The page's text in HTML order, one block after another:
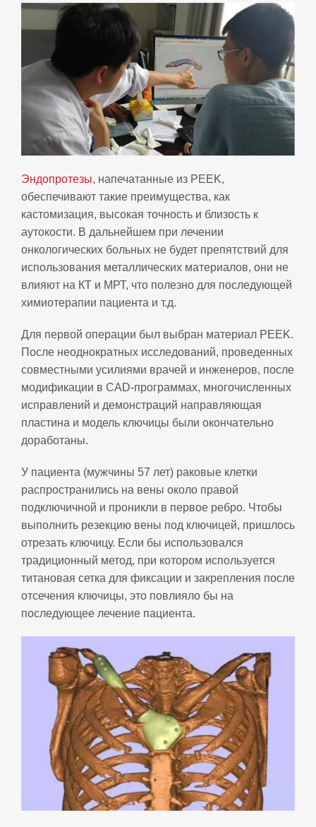
Эндопротезы, напечатанные из PEEK,
обеспечивают такие преимущества, как
кастомизация, высокая точность и близость к
аутокости. В дальнейшем при лечении
онкологических больных не будет препятствий для
использования металлических материалов, они не
влияют на КТ и МРТ, что полезно для последующей
химиотерапии пациента и т.д.
Для первой операции был выбран материал PEEK.
После неоднократных исследований, проведенных
совместными усилиями врачей и инженеров, после
модификации в CAD‑программах, многочисленных
исправлений и демонстраций направляющая
пластина и модель ключицы были окончательно
доработаны.
У пациента (мужчины 57 лет) раковые клетки
распространились на вены около правой
подключичной и проникли в первое ребро. Чтобы
выполнить резекцию вены под ключицей, пришлось
отрезать ключицу. Если бы использовался
традиционный метод, при котором используется
титановая сетка для фиксации и закрепления после
отсечения ключицы, это повлияло бы на
последующее лечение пациента.